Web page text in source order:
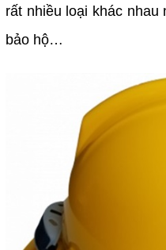
rất nhiều loại khác
bảo hộ…